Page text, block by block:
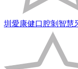
圳愛康健口腔剝智慧